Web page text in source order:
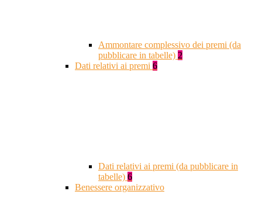
Ammontare complessivo dei premi (da
pubblicare in tabelle) 2
Dati relativi ai premi 6
Dati relativi ai premi (da pubblicare in
tabelle) 6
Benessere organizzativo